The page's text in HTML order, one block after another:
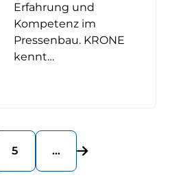
Erfahrung und
Kompetenz im
Pressenbau. KRONE
kennt…
5 …